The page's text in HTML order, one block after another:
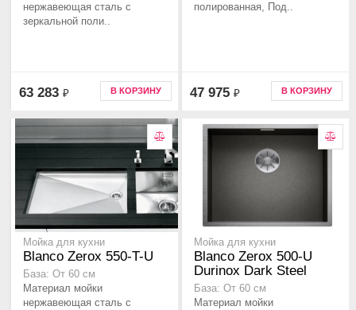
нержавеющая сталь с
зеркальной поли..
63 283 ₽ В КОРЗИНУ
полированная, Под..
47 975 ₽ В КОРЗИНУ
Мойка для кухни
Blanco Zerox 550-T-U
База: От 60 см
Материал мойки
нержавеющая сталь с
Мойка для кухни
Blanco Zerox 500-U
Durinox Dark Steel
База: От 60 см
Материал мойки